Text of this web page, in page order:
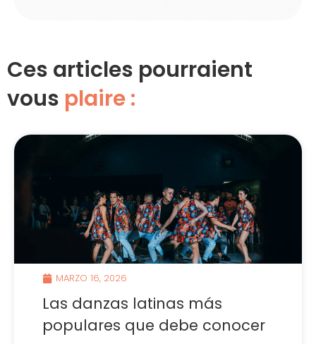
Ces articles pourraient
vous plaire :
MARZO 16, 2026
Las danzas latinas más
populares que debe conocer